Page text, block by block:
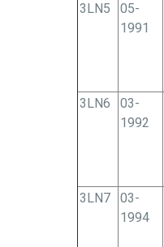
3LN5
05-
1991
3LN6
03-
1992
3LN7
03-
1994